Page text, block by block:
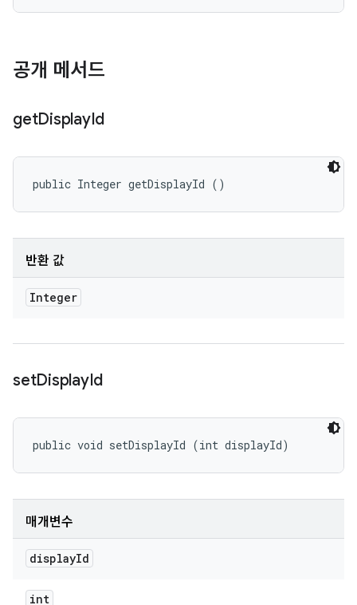
공개 메서드
getDisplayId
public Integer getDisplayId ()
반환 값
Integer
setDisplayId
public void setDisplayId (int displayId)
매개변수
displayId
int